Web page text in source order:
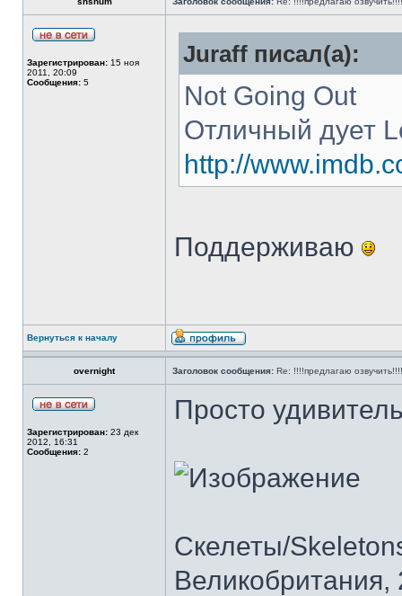
Зарегистрирован: 15 ноя
2011, 20:09
Сообщения: 5
Juraff писал(а):
Not Going Out
Отличный дует
http://
Поддерживаю
Вернуться к началу
overnight Заголовок сообщения: Re: !!!!предлагаю озвучить!!!!
Зарегистрирован: 23 дек
2012, 16:31
Сообщения: 2
Просто
Скелеты/
Великобритания,